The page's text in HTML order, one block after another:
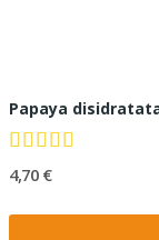
Papaya
4,70 €